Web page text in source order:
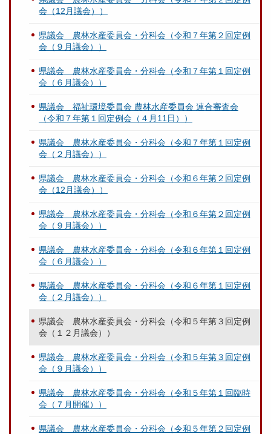
会（12月議会））
県議会 農林水産委員会・分科会（令和７年第２回定例
会（９月議会））
県議会 農林水産委員会・分科会（令和７年第１回定例
会（６月議会））
県議会 福祉環境委員会 農林水産委員会 連合審査会
（令和７年第１回定例会（４月11日））
県議会 農林水産委員会・分科会（令和７年第１回定例
会（２月議会））
県議会 農林水産委員会・分科会（令和６年第２回定例
会（12月議会））
県議会 農林水産委員会・分科会（令和６年第２回定例
会（９月議会））
県議会 農林水産委員会・分科会（令和６年第１回定例
会（６月議会））
県議会 農林水産委員会・分科会（令和６年第１回定例
会（２月議会））
県議会 農林水産委員会・分科会（令和５年第３回定例
会（１２月議会））
県議会 農林水産委員会・分科会（令和５年第３回定例
会（９月議会））
県議会 農林水産委員会・分科会（令和５年第１回臨時
会（７月開催））
県議会 農林水産委員会・分科会（令和５年第２回定例